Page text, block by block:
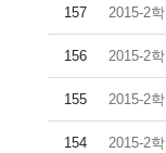
157 2015-2
156 2015-2
155 2015-2
154 2015-2